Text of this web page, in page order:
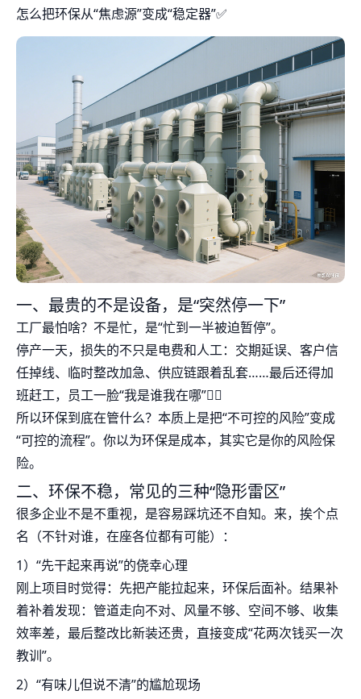
怎么把环保从“焦虑源”变成“稳定器”✅
一、最贵的不是设备，是“突然停一下”
工厂最怕啥？不是忙，是“忙到一半被迫暂停”。
停产一天，损失的不只是电费和人工：交期延误、客户信
任掉线、临时整改加急、供应链跟着乱套……最后还得加
班赶工，员工一脸“我是谁我在哪”😵‍💫
所以环保到底在管什么？本质上是把“不可控的风险”变成
“可控的流程”。你以为环保是成本，其实它是你的风险保
险。
二、环保不稳，常见的三种“隐形雷区”
很多企业不是不重视，是容易踩坑还不自知。来，挨个点
名（不针对谁，在座各位都有可能）：
1）“先干起来再说”的侥幸心理
刚上项目时觉得：先把产能拉起来，环保后面补。结果补
着补着发现：管道走向不对、风量不够、空间不够、收集
效率差，最后整改比新装还贵，直接变成“花两次钱买一次
教训”。
2）“有味儿但说不清”的尴尬现场